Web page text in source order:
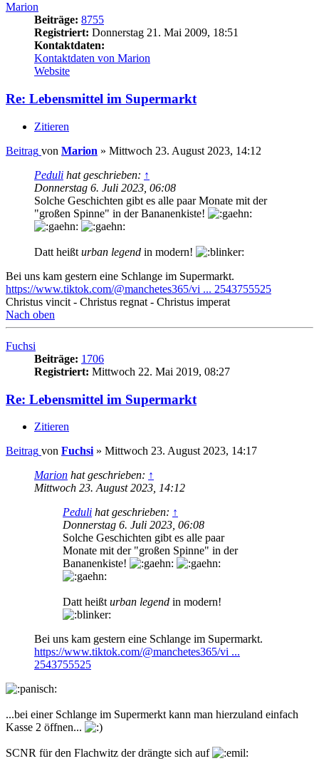
Marion
Beiträge: 8755
Registriert: Donnerstag 21. Mai 2009, 18:51
Kontaktdaten:
Kontaktdaten von Marion
Website
Re: Lebensmittel im Supermarkt
Zitieren
Beitrag von Marion » Mittwoch 23. August 2023, 14:12
Peduli hat geschrieben: ↑
Donnerstag 6. Juli 2023, 06:08
Solche Geschichten gibt es alle paar Monate mit der
"großen Spinne" in der Bananenkiste!
Datt heißt urban legend in modern!
Bei uns kam gestern eine Schlange im Supermarkt.
https://www.tiktok.com/@manchetes365/vi ... 2543755525
Christus vincit - Christus regnat - Christus imperat
Nach oben
Fuchsi
Beiträge: 1706
Registriert: Mittwoch 22. Mai 2019, 08:27
Re: Lebensmittel im Supermarkt
Zitieren
Beitrag von Fuchsi » Mittwoch 23. August 2023, 14:17
Marion hat geschrieben: ↑
Mittwoch 23. August 2023, 14:12
Peduli hat geschrieben: ↑
Donnerstag 6. Juli 2023, 06:08
Solche Geschichten gibt es alle paar
Monate mit der "großen Spinne" in der
Bananenkiste!
Datt heißt urban legend in modern!
Bei uns kam gestern eine Schlange im Supermarkt.
https://www.tiktok.com/@manchetes365/vi ...
2543755525
...bei einer Schlange im Supermerkt kann man hierzuland einfach
Kasse 2 öffnen...
SCNR für den Flachwitz der drängte sich auf